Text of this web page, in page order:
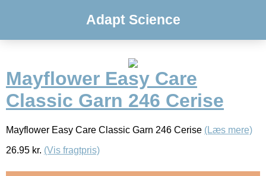
Adapt Science
Mayflower Easy Care
Classic Garn 246 Cerise
Mayflower Easy Care Classic Garn 246 Cerise (Læs mere)
26.95 kr. (Vis fragtpris)